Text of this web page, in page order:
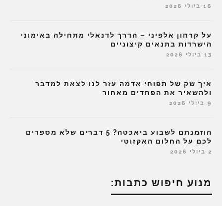
16 ביולי 2026
על קרחון אלפיני – הדרך לדנאלי מתחילה באימוני
הישרדות בתנאים קיצוניים
13 ביולי 2026
איך שק של תפוחי אדמה עזר לנו לצאת למדבר
ולהשאיר את הפחדים מאחור
9 ביולי 2026
הוזמנתם לשבוע ביאכטה? 5 דברים שלא מספרים
לכם על החלום האקזוטי
2 ביולי 2026
מנוע חיפוש כתבות: